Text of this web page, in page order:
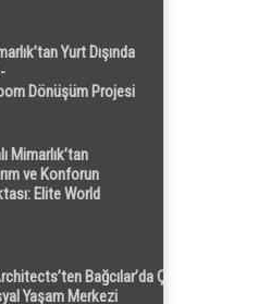
Yurt Dışında
Dönüşüm Projesi
Mimarlık’tan
ve Konforun
Elite World
Bağcılar’da Çok
Yaşam Merkezi